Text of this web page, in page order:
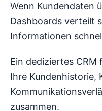
Wenn Kundendaten
Dashboards verteilt
Informationen
Ein dediziertes
Ihre Kundenhistorie,
zusammen.